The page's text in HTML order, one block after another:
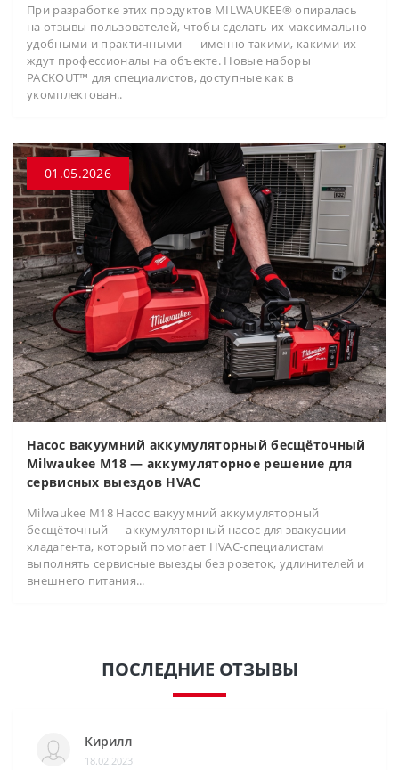
При разработке этих продуктов MILWAUKEE® опиралась
на отзывы пользователей, чтобы сделать их максимально
удобными и практичными — именно такими, какими их
ждут профессионалы на объекте. Новые наборы
PACKOUT™ для специалистов, доступные как в
укомплектован..
01.05.2026
Насос вакуумний аккумуляторный бесщёточный
Milwaukee M18 — аккумуляторное решение для
сервисных выездов HVAC
Milwaukee M18 Насос вакуумний аккумуляторный
бесщёточный — аккумуляторный насос для эвакуации
хладагента, который помогает HVAC-специалистам
выполнять сервисные выезды без розеток, удлинителей и
внешнего питания...
ПОСЛЕДНИЕ ОТЗЫВЫ
Кирилл
18.02.2023